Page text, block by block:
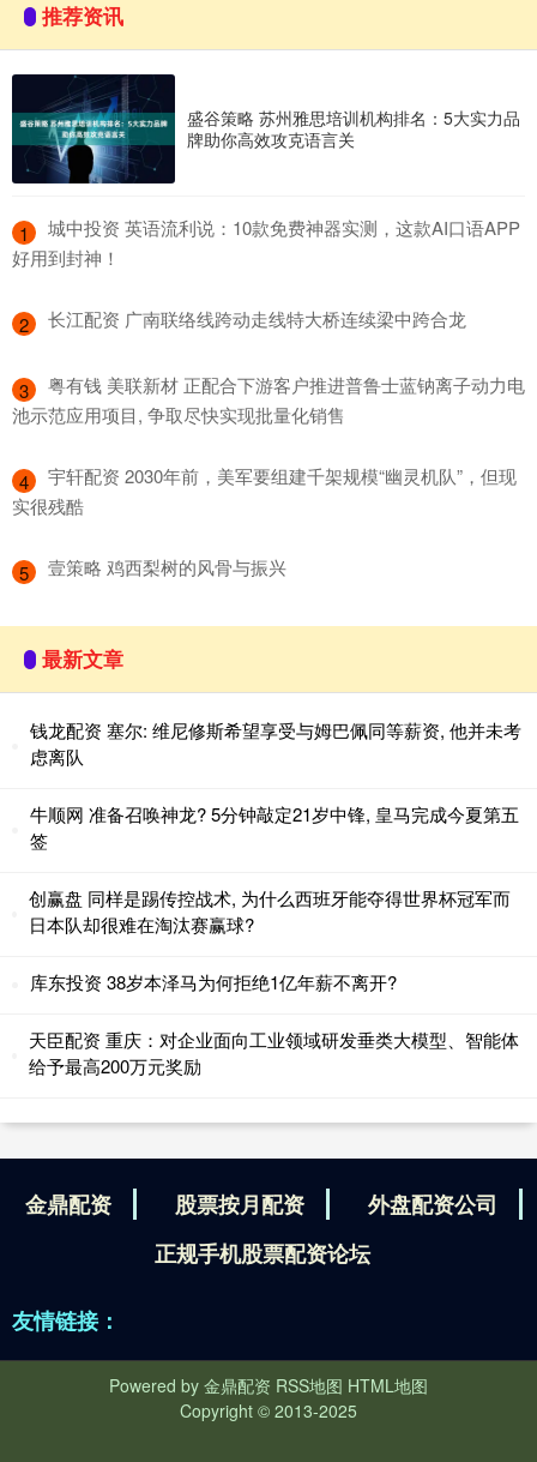
推荐资讯
盛谷策略 苏州雅思培训机构排名：5大实力品
牌助你高效攻克语言关
1
​城中投资 英语流利说：10款免费神器实测，这款AI口语APP
好用到封神！
2 ​长江配资 广南联络线跨动走线特大桥连续梁中跨合龙
3
​粤有钱 美联新材 正配合下游客户推进普鲁士蓝钠离子动力电
池示范应用项目, 争取尽快实现批量化销售
4
​宇轩配资 2030年前，美军要组建千架规模“幽灵机队”，但现
实很残酷
5 ​壹策略 鸡西梨树的风骨与振兴
最新文章
钱龙配资 塞尔: 维尼修斯希望享受与姆巴佩同等薪资, 他并未考
虑离队
牛顺网 准备召唤神龙? 5分钟敲定21岁中锋, 皇马完成今夏第五
签
创赢盘 同样是踢传控战术, 为什么西班牙能夺得世界杯冠军而
日本队却很难在淘汰赛赢球?
库东投资 38岁本泽马为何拒绝1亿年薪不离开?
天臣配资 重庆：对企业面向工业领域研发垂类大模型、智能体
给予最高200万元奖励
金鼎配资 股票按月配资
外盘配资公司
正规手机股票配资论坛
友情链接：
Powered by 金鼎配资 RSS地图 HTML地图
Copyright © 2013-2025